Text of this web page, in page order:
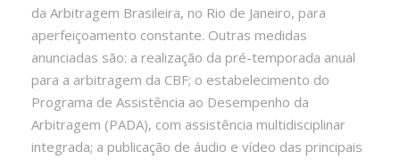
da Arbitragem Brasileira, no Rio de Janeiro, para
aperfeiçoamento constante. Outras medidas
anunciadas são: a realização da pré-temporada anual
para a arbitragem da CBF; o estabelecimento do
Programa de Assistência ao Desempenho da
Arbitragem (PADA), com assistência multidisciplinar
integrada; a publicação de áudio e vídeo das principais